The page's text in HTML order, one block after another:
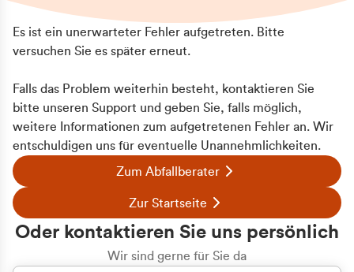
Es ist ein unerwarteter Fehler aufgetreten. Bitte
versuchen Sie es später erneut.
Falls das Problem weiterhin besteht, kontaktieren Sie
bitte unseren Support und geben Sie, falls möglich,
weitere Informationen zum aufgetretenen Fehler an. Wir
entschuldigen uns für eventuelle Unannehmlichkeiten.
Zum Abfallberater
Zur Startseite
Oder kontaktieren Sie uns persönlich
Wir sind gerne für Sie da